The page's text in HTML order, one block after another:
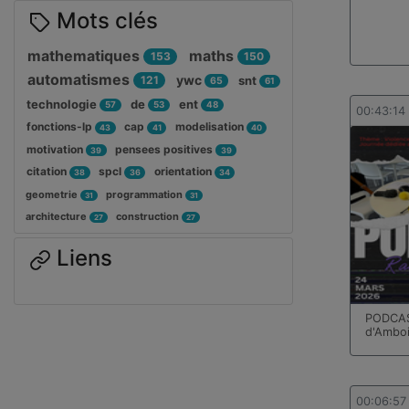
00:43:14
00:06:57
Mots clés
mathematiques 153 maths 150
automatismes 121 ywc 65 snt 61
technologie 57 de 53 ent 48
fonctions-lp 43 cap 41 modelisation 40
motivation 39 pensees positives 39
citation 38 spcl 36 orientation 34
geometrie 31 programmation 31
architecture 27 construction 27
Liens